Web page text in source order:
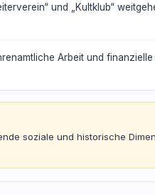
und „Kultklub“
Arbeit und
soziale und historische